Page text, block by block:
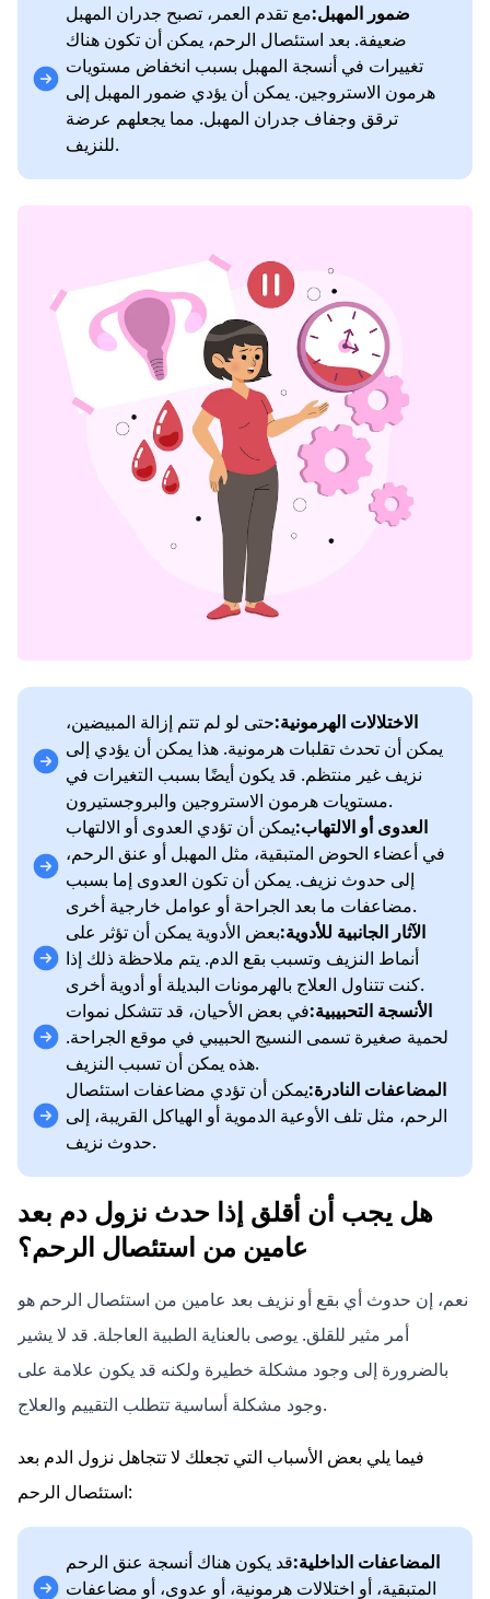
ضمور المهبل:مع تقدم العمر، تصبح جدران المهبل
ضعيفة. بعد استئصال الرحم، يمكن أن تكون هناك
تغييرات في أنسجة المهبل بسبب انخفاض مستويات
هرمون الاستروجين. يمكن أن يؤدي ضمور المهبل إلى
ترقق وجفاف جدران المهبل. مما يجعلهم عرضة
للنزيف.
الاختلالات الهرمونية:حتى لو لم تتم إزالة المبيضين،
يمكن أن تحدث تقلبات هرمونية. هذا يمكن أن يؤدي إلى
نزيف غير منتظم. قد يكون أيضًا بسبب التغيرات في
مستويات هرمون الاستروجين والبروجستيرون.
العدوى أو الالتهاب:يمكن أن تؤدي العدوى أو الالتهاب
في أعضاء الحوض المتبقية، مثل المهبل أو عنق الرحم،
إلى حدوث نزيف. يمكن أن تكون العدوى إما بسبب
مضاعفات ما بعد الجراحة أو عوامل خارجية أخرى.
الآثار الجانبية للأدوية:بعض الأدوية يمكن أن تؤثر على
أنماط النزيف وتسبب بقع الدم. يتم ملاحظة ذلك إذا
كنت تتناول العلاج بالهرمونات البديلة أو أدوية أخرى.
الأنسجة التحبيبية:في بعض الأحيان، قد تتشكل نموات
لحمية صغيرة تسمى النسيج الحبيبي في موقع الجراحة.
هذه يمكن أن تسبب النزيف.
المضاعفات النادرة:يمكن أن تؤدي مضاعفات استئصال
الرحم، مثل تلف الأوعية الدموية أو الهياكل القريبة، إلى
حدوث نزيف.
هل يجب أن أقلق إذا حدث نزول دم بعد
عامين من استئصال الرحم؟
نعم، إن حدوث أي بقع أو نزيف بعد عامين من استئصال الرحم هو
أمر مثير للقلق. يوصى بالعناية الطبية العاجلة. قد لا يشير
بالضرورة إلى وجود مشكلة خطيرة ولكنه قد يكون علامة على
وجود مشكلة أساسية تتطلب التقييم والعلاج.
فيما يلي بعض الأسباب التي تجعلك لا تتجاهل نزول الدم بعد
استئصال الرحم:
المضاعفات الداخلية:قد يكون هناك أنسجة عنق الرحم
المتبقية، أو اختلالات هرمونية، أو عدوى، أو مضاعفات